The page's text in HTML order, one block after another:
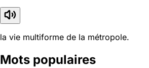
la vie multiforme de la métropole.
Mots populaires